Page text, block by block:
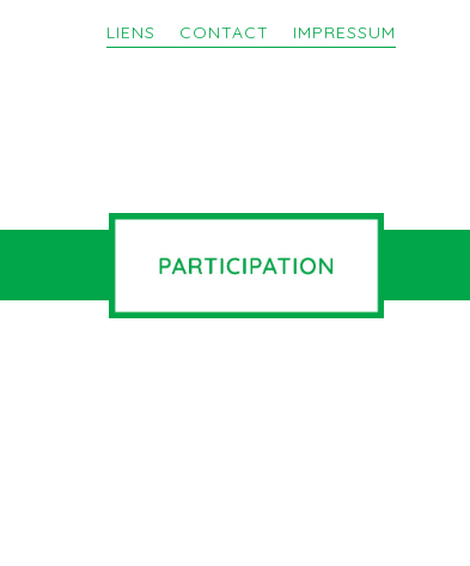
LIENS CONTACT IMPRESSUM